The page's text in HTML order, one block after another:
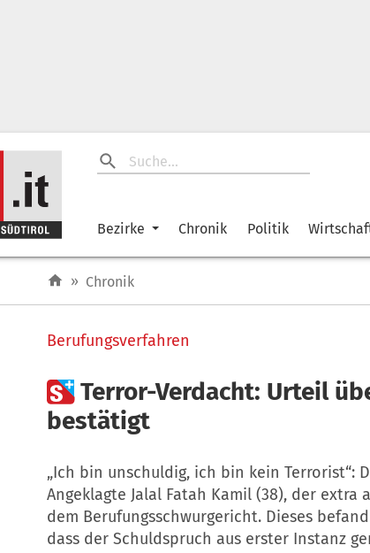
Bezirke Chronik Politik
» Chronik
Berufungsverfahren
Terror-Verdacht: Urteil
bestätigt
„Ich bin unschuldig, ich bin kein Terrorist“:
Angeklagte Jalal Fatah Kamil (38), der extra
dem Berufungsschwurgericht. Dieses
dass der Schuldspruch aus erster Instanz